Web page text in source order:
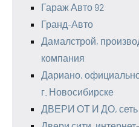
Гараж Авто 92
Гранд-Авто
Дамалстрой,
компания
Дариано,
г. Новосибирске
ДВЕРИ ОТ И ДО, сеть